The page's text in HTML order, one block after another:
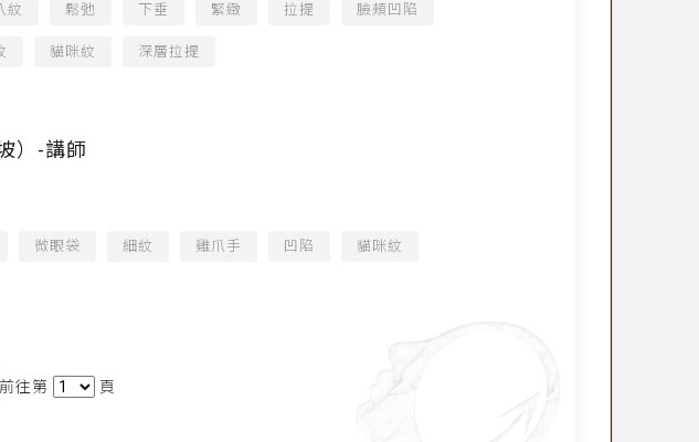
紋 鬆弛 下垂 緊緻 拉提 臉頰凹陷
貓咪紋 深層拉提
）-講師
微眼袋 細紋 雞爪手 凹陷 貓咪紋
前往第 頁